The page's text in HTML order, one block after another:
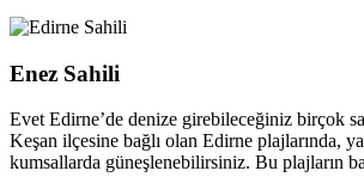
Enez Sahili
Evet Edirne’de denize girebileceğiniz birçok
Keşan ilçesine bağlı olan Edirne plajlarında,
kumsallarda güneşlenebilirsiniz. Bu plajların